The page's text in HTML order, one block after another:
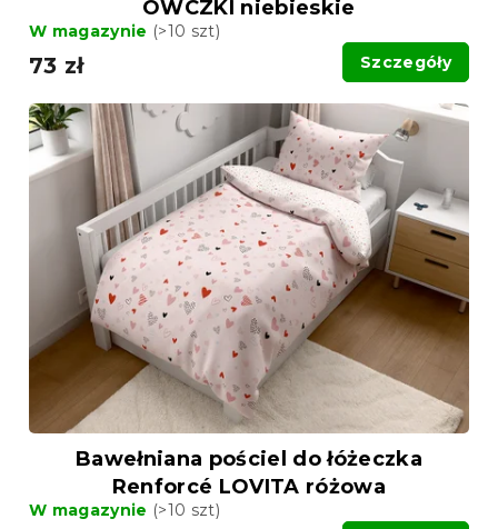
OWCZKI niebieskie
W magazynie (>10 szt)
73 zł Szczegóły
Bawełniana pościel do łóżeczka
Renforcé LOVITA różowa
W magazynie (>10 szt)